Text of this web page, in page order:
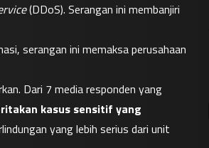
(DDoS). Serangan ini membanjiri
serangan ini memaksa perusahaan
Dari 7 media responden yang
kasus sensitif yang
yang lebih serius dari unit